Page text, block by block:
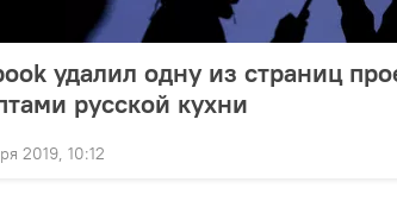
удалил одну из страниц
русской кухни
2019, 10:12